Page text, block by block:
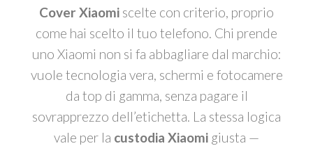
Cover Xiaomi scelte con criterio, proprio
come hai scelto il tuo telefono. Chi prende
uno Xiaomi non si fa abbagliare dal marchio:
vuole tecnologia vera, schermi e fotocamere
da top di gamma, senza pagare il
sovrapprezzo dell’etichetta. La stessa logica
vale per la custodia Xiaomi giusta —